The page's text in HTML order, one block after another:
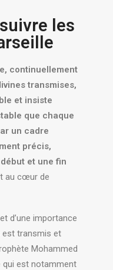
les
continuellement
transmises,
et insiste
que chaque
un cadre
précis,
et une fin
au cœur de
d’une importance
est transmis et
Mohammed
qui est notamment